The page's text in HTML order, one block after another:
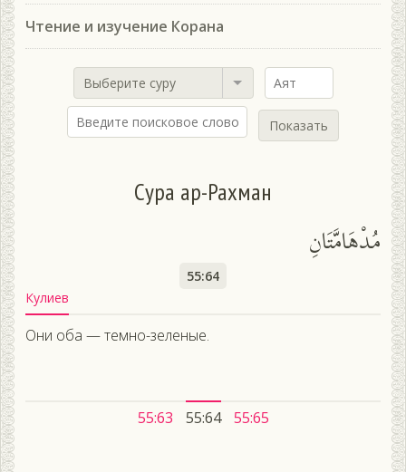
Чтение и изучение Корана
Выберите суру
Показать
Сура ар-Рахман
مُدْهَامَّتَانِ
55:64
Кулиев
Они оба — темно-зеленые.
55:63 55:64 55:65